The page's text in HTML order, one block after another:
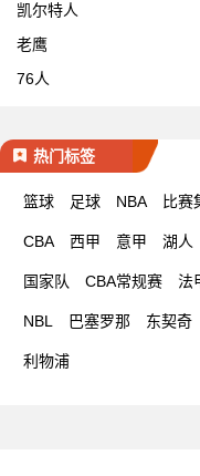
凯尔特人
老鹰
76人
热门标签
篮球 足球 NBA 比赛
CBA 西甲 意甲 湖人
国家队 CBA常规赛 法
NBL 巴塞罗那 东契奇
利物浦